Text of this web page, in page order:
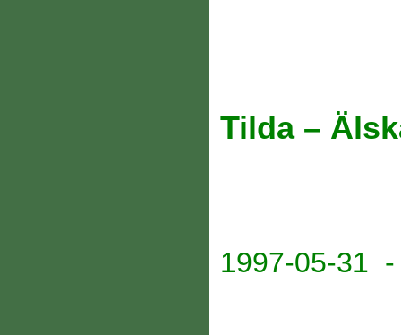
Tilda –
1997-05-31